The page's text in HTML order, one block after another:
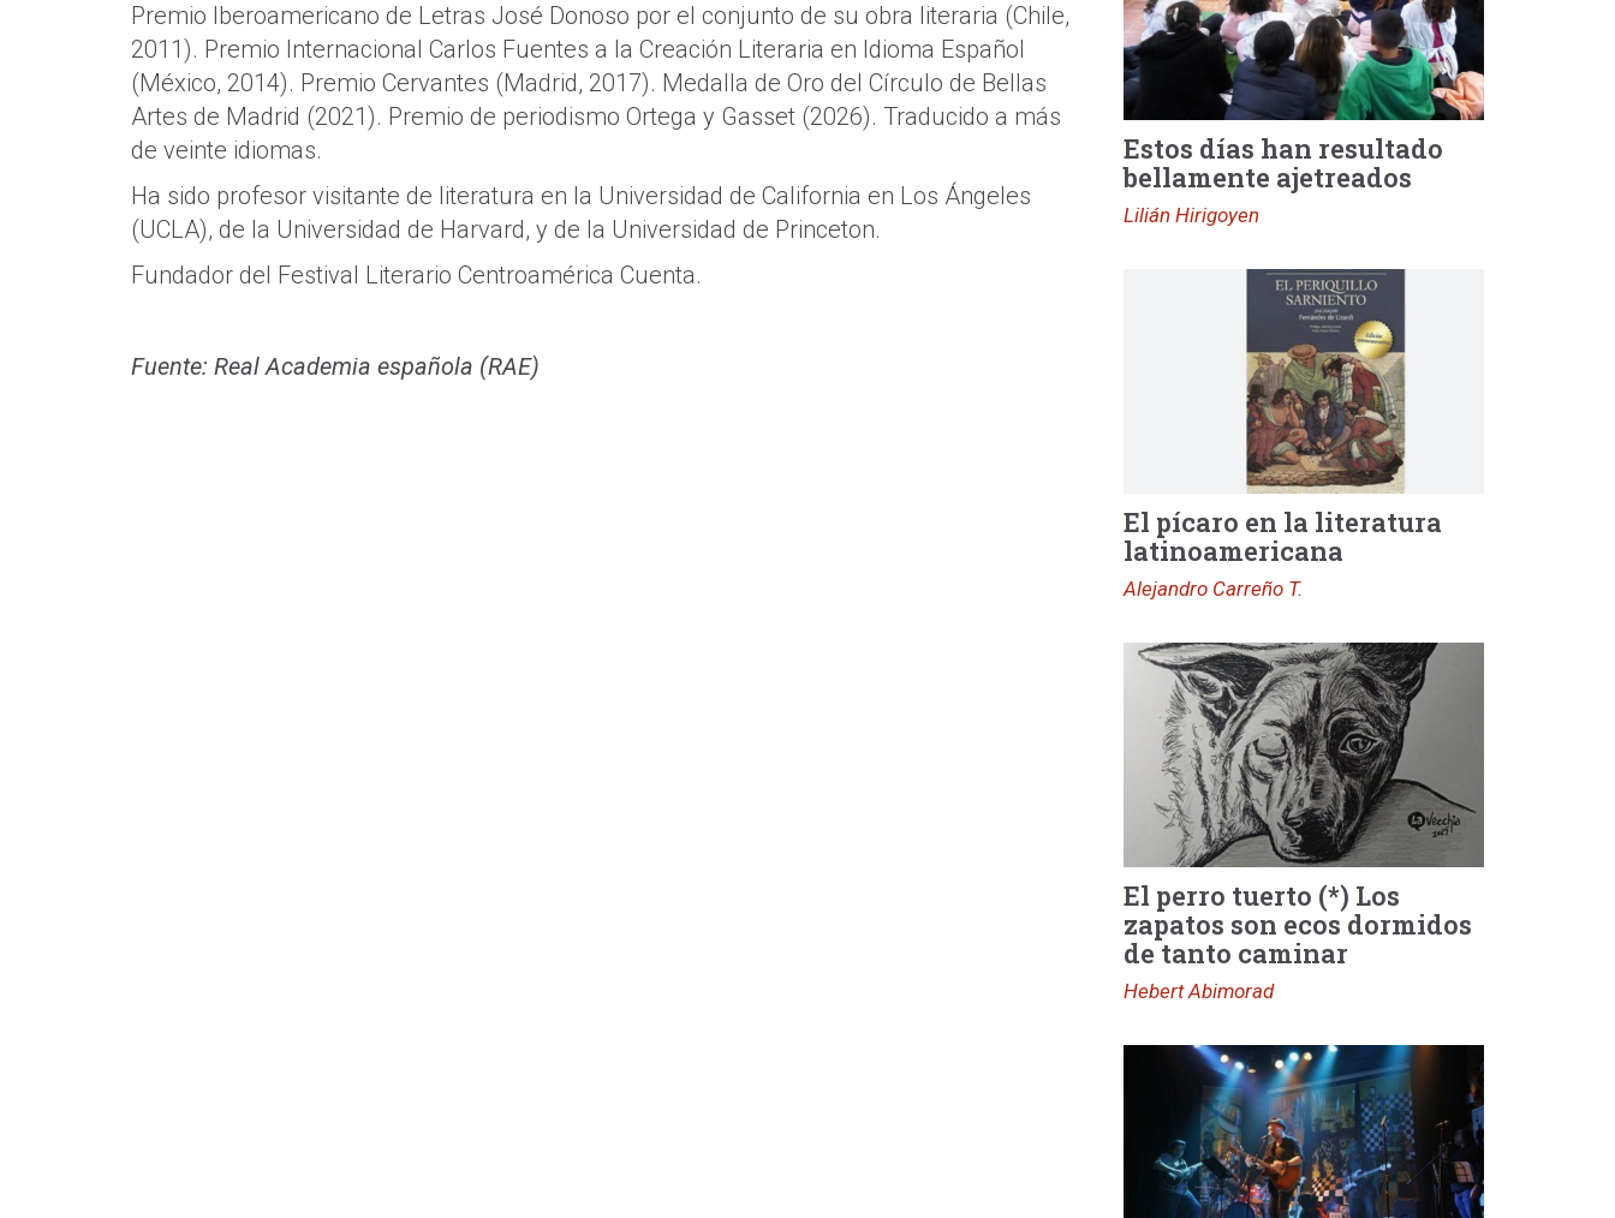
Premio Iberoamericano de Letras José Donoso por el conjunto de su obra literaria (Chile,
2011). Premio Internacional Carlos Fuentes a la Creación Literaria en Idioma Español
(México, 2014). Premio Cervantes (Madrid, 2017). Medalla de Oro del Círculo de Bellas
Artes de Madrid (2021). Premio de periodismo Ortega y Gasset (2026). Traducido a más
de veinte idiomas.
Ha sido profesor visitante de literatura en la Universidad de California en Los Ángeles
(UCLA), de la Universidad de Harvard, y de la Universidad de Princeton.
Fundador del Festival Literario Centroamérica Cuenta.
Fuente: Real Academia española (RAE)
Estos días han resultado
bellamente ajetreados
Lilián Hirigoyen
El pícaro en la literatura
latinoamericana
Alejandro Carreño T.
El perro tuerto (*) Los
zapatos son ecos dormidos
de tanto caminar
Hebert Abimorad